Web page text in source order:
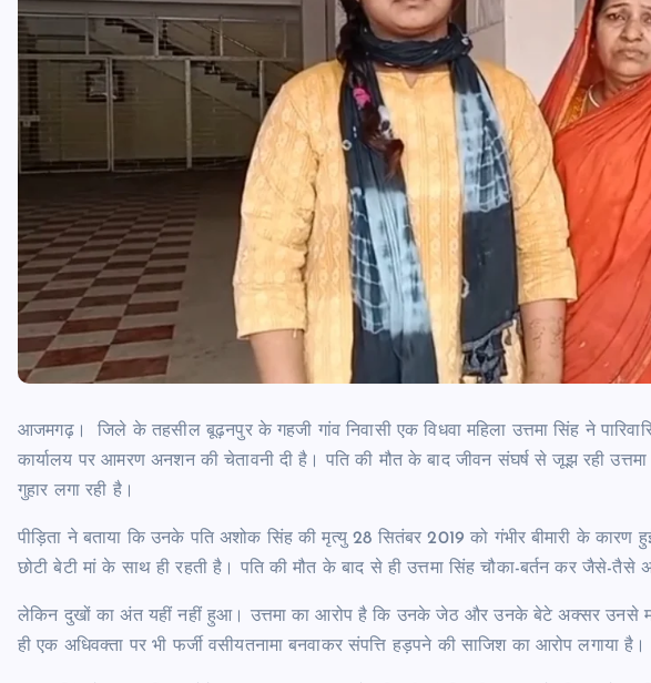
आजमगढ़। जिले के तहसील बूढ़नपुर के गहजी गांव निवासी एक विधवा महिला उत्तमा सिंह ने
कार्यालय पर आमरण अनशन की चेतावनी दी है। पति की मौत के बाद जीवन संघर्ष से जूझ रही
गुहार लगा रही है।
पीड़िता ने बताया कि उनके पति अशोक सिंह की मृत्यु 28 सितंबर 2019 को गंभीर बीमारी के कारण
छोटी बेटी मां के साथ ही रहती है। पति की मौत के बाद से ही उत्तमा सिंह चौका-बर्तन कर जैसे-तैसे
लेकिन दुखों का अंत यहीं नहीं हुआ। उत्तमा का आरोप है कि उनके जेठ और उनके बेटे अक्सर उनसे
ही एक अधिवक्ता पर भी फर्जी वसीयतनामा बनवाकर संपत्ति हड़पने की साजिश का आरोप लगाया है।